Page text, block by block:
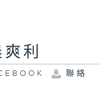
利
聯絡